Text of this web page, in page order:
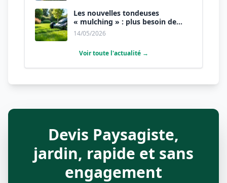
Les nouvelles tondeuses
« mulching » : plus besoin de
ramasser l’herbe.
14/05/2026
Voir toute l'actualité →
Devis Paysagiste,
jardin, rapide et sans
engagement